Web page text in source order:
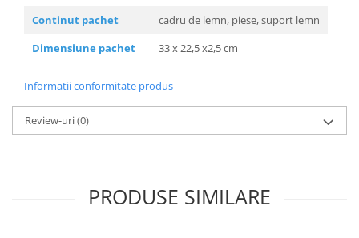
Continut pachet
cadru de lemn, piese, suport lemn
Dimensiune pachet
33 x 22,5 x2,5 cm
Informatii conformitate produs
Review-uri(0)
PRODUSE SIMILARE